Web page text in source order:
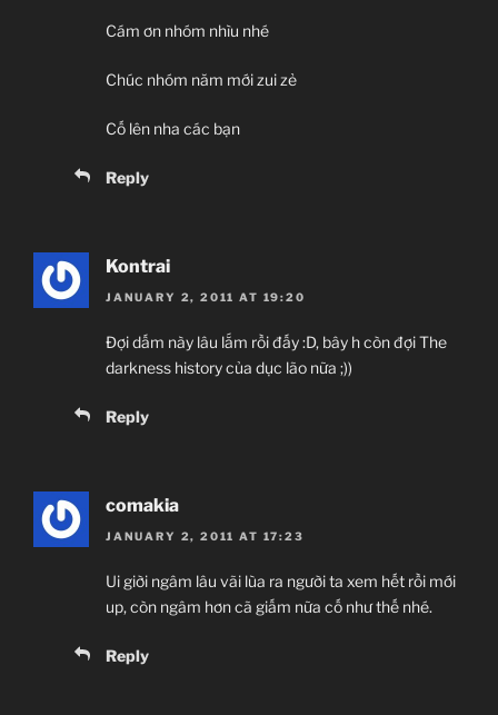
Cám ơn nhóm nhìu nhé
Chúc nhóm năm mới zui zẻ
Cố lên nha các bạn
Reply
Kontrai
JANUARY 2, 2011 AT 19:20
Đợi dấm này lâu lắm rồi đấy :D, bây h còn đợi The
darkness history của dục lão nữa ;))
Reply
comakia
JANUARY 2, 2011 AT 17:23
Ui giời ngâm lâu vãi lùa ra người ta xem hết rồi mới
up, còn ngâm hơn cã giấm nữa cố như thế nhé.
Reply